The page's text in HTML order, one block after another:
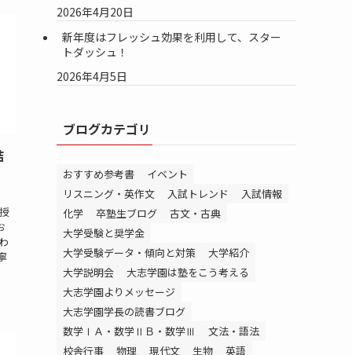
2026年4月20日
新年度はフレッシュ効果を利用して、スター
トダッシュ！
2026年4月5日
ブログカテゴリ
おすすめ参考書
イベント
リスニング・英作文
入試トレンド
入試情報
化学
卒塾生ブログ
古文・古典
大学受験と奨学金
大学受験データ・傾向と対策
大学紹介
大学説明会
大志学園は塾をこう考える
大志学園よりメッセージ
大志学園学長の読書ブログ
数学ⅠＡ・数学ⅡＢ・数学Ⅲ
文法・語法
校舎行事
物理 現代文 生物
英語